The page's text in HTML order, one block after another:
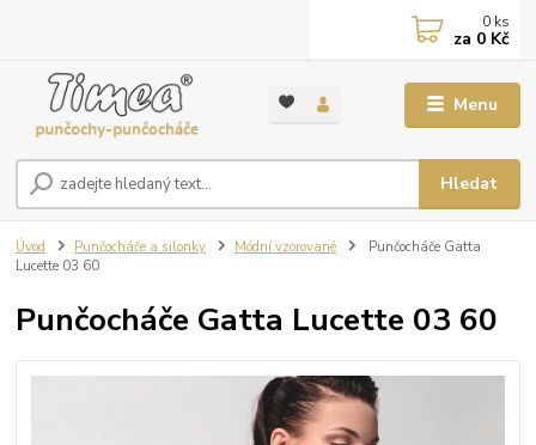
Menu
Hledat
0 ks
za 0 Kč
Úvod Punčocháče a silonky Módní vzorované
Punčocháče Gatta
Lucette 03 60
Punčocháče Gatta Lucette 03 60